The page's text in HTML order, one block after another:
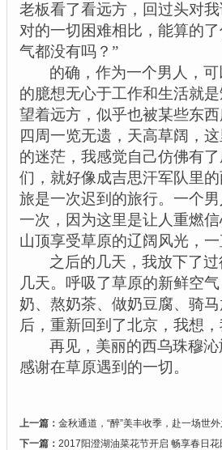
老板看了看远方，回过头对
对的一切困难相比，能算的
气都没有吗？”
的确，作为一个男人，
的臆想无心于工作和生活就
望着远方，似乎也被某些东
四周一览无遗，天高草阔，
的迷茫，我感觉自己仿佛有
们，就好像成吉思汗军队里
旅是一次迟到的旅行。一个
一次，因为这里是让人重燃
山顶享受草原的辽阔风光，一
之后的几天，我放下了
几天。呼吸了草原的新鲜空
奶、熬奶茶、做奶豆腐、骑
后，重新回到了北京，我想
再见，美丽的西乌珠穆
感谢在草原遇到的一切。
上一篇： 金秋通道，“醉”美丰收季，赴一场世
下一篇： 2017阳澄湖油菜花节开启 畅享春日花